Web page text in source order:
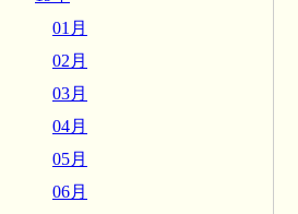
01月
02月
03月
04月
05月
06月